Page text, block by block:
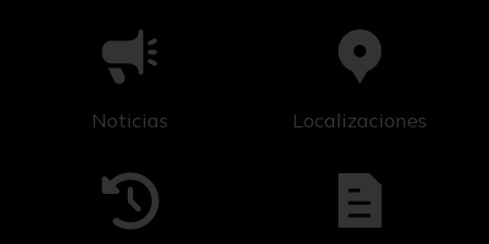
Noticias Localizaciones